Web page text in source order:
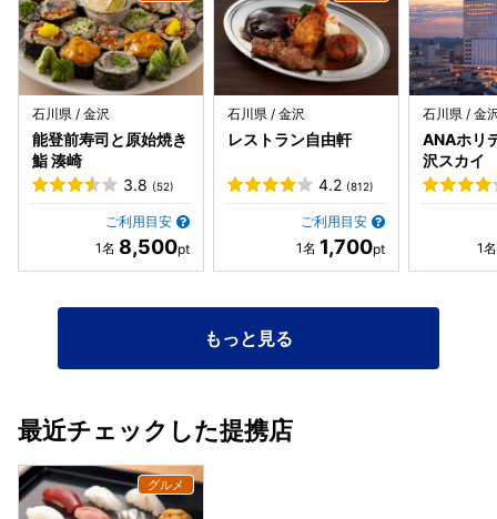
石川県 / 金沢
能登前寿司と原始焼き
鮨 湊崎
3.8 (52)
ご利用目安
8,500
石川県 / 金沢
レストラン自由軒
4.2 (812)
ご利用目安
1,700
石川県 / 金
ANAホリ
沢スカイ
もっと見る
最近チェックした提携店